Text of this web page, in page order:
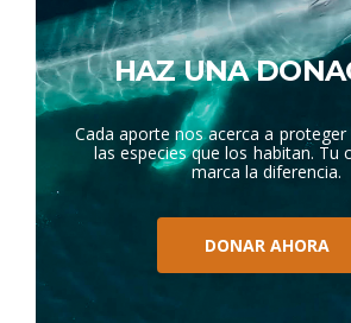
HAZ UNA
Cada aporte nos acerca a
las especies que los habitan. Tu
marca la diferencia.
DONAR AHORA